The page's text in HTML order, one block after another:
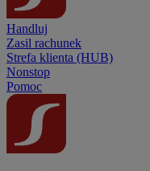
Handluj
Zasil rachunek
Strefa klienta (HUB)
Nonstop
Pomoc